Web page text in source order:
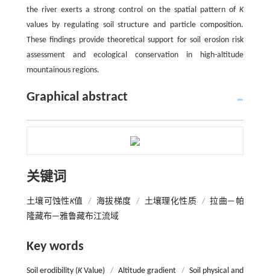
the river exerts a strong control on the spatial pattern ofK
values by regulating soil structure and particle composition.
These findings provide theoretical support for soil erosion risk
assessment and ecological conservation in high-altitude
mountainous regions.
Graphical abstract
关键词
土壤可蚀性K值 / 海拔梯度 / 土壤理化性质 / 拉曲—帕
隆藏布—雅鲁藏布江流域
Key words
Soil erodibility (KValue) / Altitude gradient / Soil physical and